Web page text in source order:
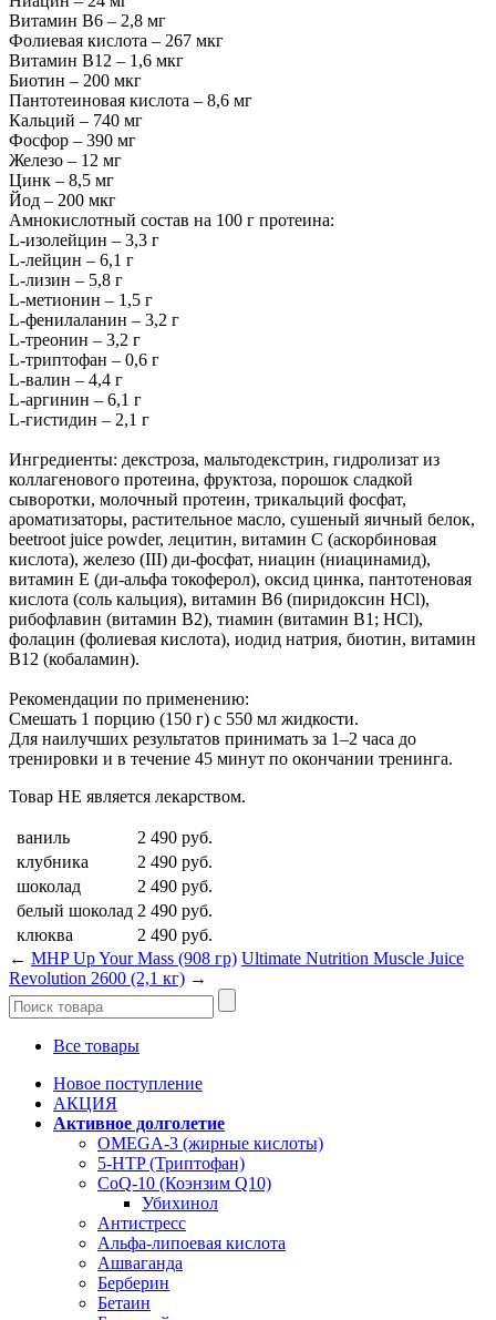
Витамин В6 – 2,8 мг
Фолиевая кислота – 267 мкг
Витамин В12 – 1,6 мкг
Биотин – 200 мкг
Пантотеиновая кислота – 8,6 мг
Кальций – 740 мг
Фосфор – 390 мг
Железо – 12 мг
Цинк – 8,5 мг
Йод – 200 мкг
Амнокислотный состав на 100 г протеина:
L-изолейцин – 3,3 г
L-лейцин – 6,1 г
L-лизин – 5,8 г
L-метионин – 1,5 г
L-фенилаланин – 3,2 г
L-треонин – 3,2 г
L-триптофан – 0,6 г
L-валин – 4,4 г
L-аргинин – 6,1 г
L-гистидин – 2,1 г
Ингредиенты: декстроза, мальтодекстрин, гидролизат из
коллагенового протеина, фруктоза, порошок сладкой
сыворотки, молочный протеин, трикальций фосфат,
ароматизаторы, растительное масло, сушеный яичный белок,
beetroot juice powder, лецитин, витамин С (аскорбиновая
кислота), железо (III) ди-фосфат, ниацин (ниацинамид),
витамин Е (ди-альфа токоферол), оксид цинка, пантотеновая
кислота (соль кальция), витамин В6 (пиридоксин HCl),
рибофлавин (витамин В2), тиамин (витамин В1; HCl),
фолацин (фолиевая кислота), иодид натрия, биотин, витамин
В12 (кобаламин).
Рекомендации по применению:
Смешать 1 порцию (150 г) с 550 мл жидкости.
Для наилучших результатов принимать за 1–2 часа до
тренировки и в течение 45 минут по окончании тренинга.
Товар НЕ является лекарством.
ваниль 2 490 руб.
клубника
2 490 руб.
шоколад
2 490 руб.
белый шоколад 2 490 руб.
клюква
2 490 руб.
← MHP Up Your Mass (908 гр) Ultimate Nutrition Muscle Juice
Revolution 2600 (2,1 кг) →
Все товары
Новое поступление
АКЦИЯ
Активное долголетие
OMEGA-3 (жирные кислоты)
5-HTP (Триптофан)
CoQ-10 (Коэнзим Q10)
Убихинол
Антистресс
Альфа-липоевая кислота
Ашваганда
Берберин
Бетаин